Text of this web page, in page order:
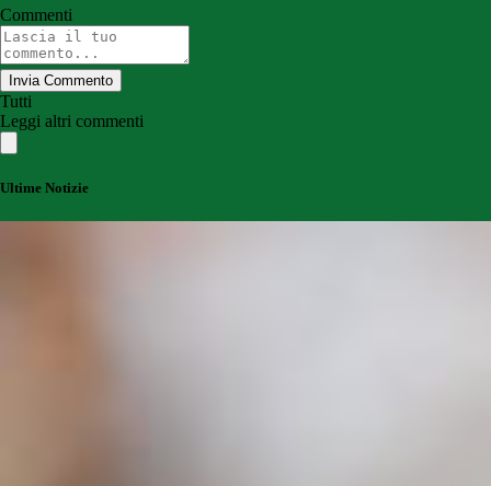
Commenti
Invia Commento
Tutti
Leggi altri commenti
Ultime Notizie